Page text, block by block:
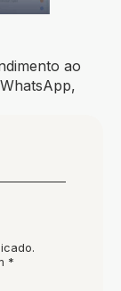
ao
WhatsApp,
*